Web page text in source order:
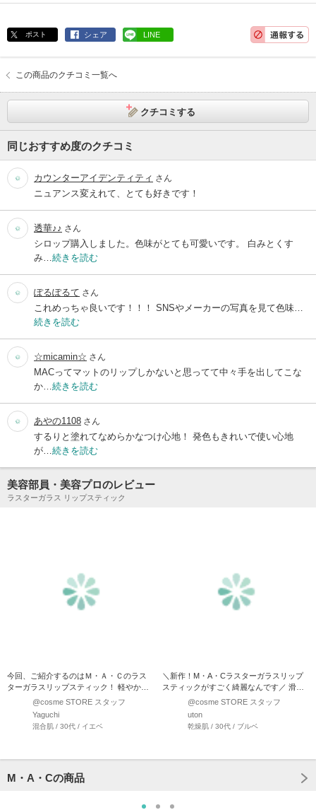
ポスト シェア LINE
この商品のクチコミ一覧へ
クチコミする
同じおすすめ度のクチコミ
カウンターアイデンティティ さん
ニュアンス変えれて、とても好きです！
透華♪♪ さん
シロップ購入しました。色味がとても可愛いです。 白みとくす
み…続きを読む
ぽるぽるて さん
これめっちゃ良いです！！！ SNSやメーカーの写真を見て色味…
続きを読む
☆micamin☆ さん
MACってマットのリップしかないと思ってて中々手を出してこな
か…続きを読む
あやの1108 さん
するりと塗れてなめらかなつけ心地！ 発色もきれいで使い心地
が…続きを読む
美容部員・美容プロのレビュー
ラスターガラス リップスティック
今回、ご紹介するのはＭ・Ａ・Ｃのラス
ターガラスリップスティック！ 軽やかで
シルキーな塗り心地…
@cosme STORE スタッフ
Yaguchi
混合肌 / 30代 / イエベ
＼新作！M・A・Cラスターガラスリップ
スティックがすごく綺麗なんです／ 滑ら
かなテクスチャー…
@cosme STORE スタッフ
uton
乾燥肌 / 30代 / ブルベ
M・A・Cの商品